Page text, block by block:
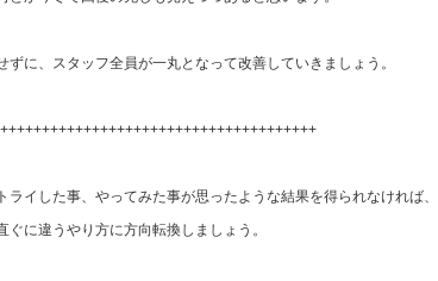
ずに、スタッフ全員が一丸となって改善していきましょう。
ライした事、やってみた事が思ったような結果を得られなければ、
ぐに違うやり方に方向転換しましょう。